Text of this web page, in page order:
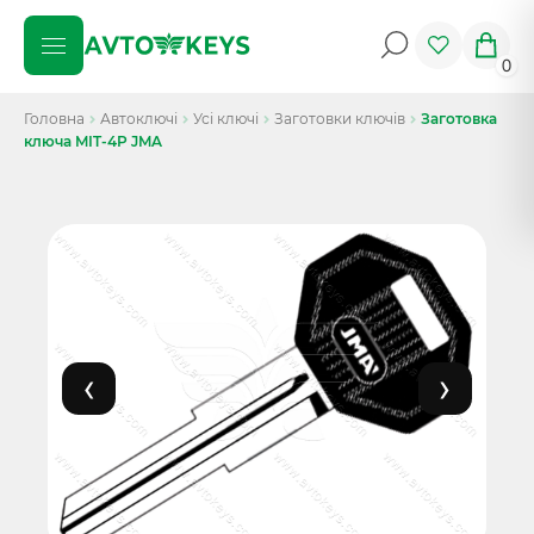
0
Головна Автоключі Усі ключі Заготовки ключів
Заготовка
ключа MIT-4P JMA